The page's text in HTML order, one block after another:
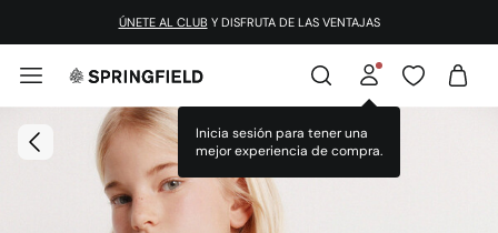
ÚNETE AL CLUB Y DISFRUTA DE LAS VENTAJAS